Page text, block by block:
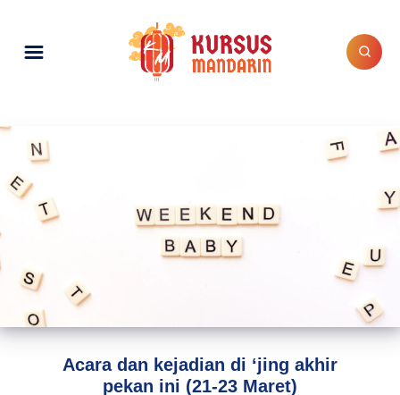
Acara dan kejadian di ‘jing akhir
pekan ini (21-23 Maret)